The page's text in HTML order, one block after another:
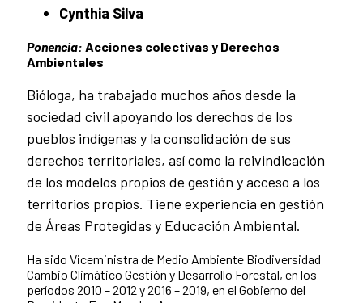
Cynthia Silva
Ponencia: Acciones colectivas y Derechos
Ambientales
Bióloga, ha trabajado muchos años desde la
sociedad civil apoyando los derechos de los
pueblos indígenas y la consolidación de sus
derechos territoriales, así como la reivindicación
de los modelos propios de gestión y acceso a los
territorios propios. Tiene experiencia en gestión
de Áreas Protegidas y Educación Ambiental.
Ha sido Viceministra de Medio Ambiente Biodiversidad
Cambio Climático Gestión y Desarrollo Forestal, en los
períodos 2010 – 2012 y 2016 – 2019, en el Gobierno del